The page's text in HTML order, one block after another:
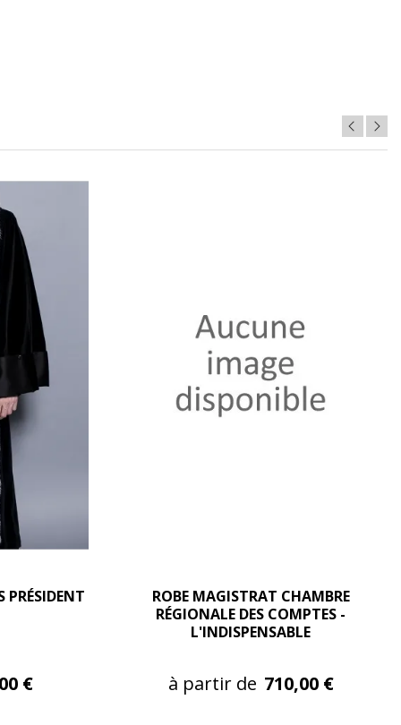
PRÉSIDENT
€
ROBE MAGISTRAT CHAMBRE
RÉGIONALE DES COMPTES -
L'INDISPENSABLE
à partir de 710,00 €